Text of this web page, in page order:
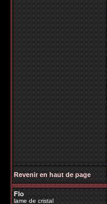
Revenir en haut de page
Flo
lame de cristal